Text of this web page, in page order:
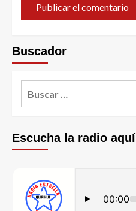
Buscador
Escucha la radio aquí